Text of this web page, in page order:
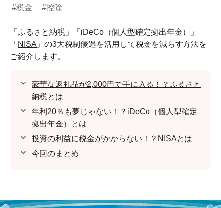
#税金 #控除
「ふるさと納税」「iDeCo（個人型確定拠出年金）」
「 NISA 」の3大税制優遇を活用して税金を減らす方法を
ご紹介します。
豪華な返礼品が2,000円で手に入る！？ふるさと
納税とは
年利20％も夢じゃない！？iDeCo（個人型確定
拠出年金）とは
投資の利益に税金がかからない！？NISAとは
今回のまとめ